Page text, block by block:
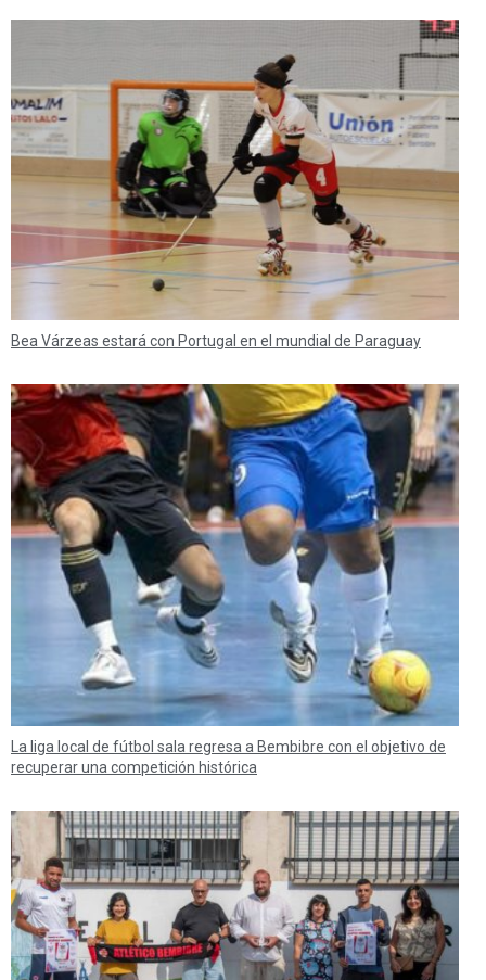
Bea Várzeas estará con Portugal en el mundial de Paraguay
La liga local de fútbol sala regresa a Bembibre con el objetivo de
recuperar una competición histórica